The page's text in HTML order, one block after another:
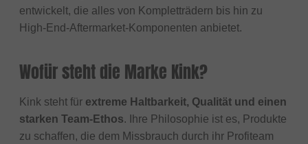
entwickelt, die alles von Kompletträdern bis hin zu
High-End-Aftermarket-Komponenten anbietet.
Wofür steht die Marke Kink?
Kink steht für extreme Haltbarkeit, Qualität und einen
starken Team-Ethos. Ihre Philosophie ist es, Produkte
zu schaffen, die dem Missbrauch durch ihr Profiteam